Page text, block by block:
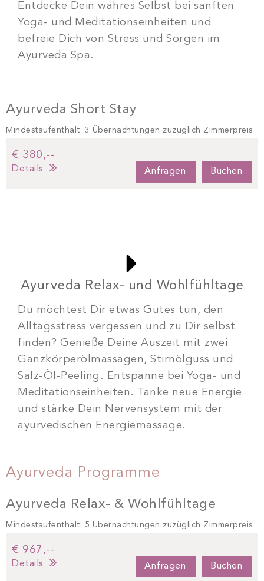
Entdecke Dein wahres Selbst bei sanften
Yoga- und Meditationseinheiten und
befreie Dich von Stress und Sorgen im
Ayurveda Spa.
Ayurveda Short Stay
Mindestaufenthalt: 3 Übernachtungen zuzüglich Zimmerpreis
€ 380,--
Buchen
Anfragen
Details
Ayurveda Relax- und Wohlfühltage
Du möchtest Dir etwas Gutes tun, den
Alltagsstress vergessen und zu Dir selbst
finden? Genieße Deine Auszeit mit zwei
Ganzkörperölmassagen, Stirnölguss und
Salz-Öl-Peeling. Entspanne bei Yoga- und
Meditationseinheiten. Tanke neue Energie
und stärke Dein Nervensystem mit der
ayurvedischen Energiemassage.
Ayurveda Programme
Ayurveda Relax- & Wohlfühltage
Mindestaufenthalt: 5 Übernachtungen zuzüglich Zimmerpreis
€ 967,--
Buchen
Anfragen
Details